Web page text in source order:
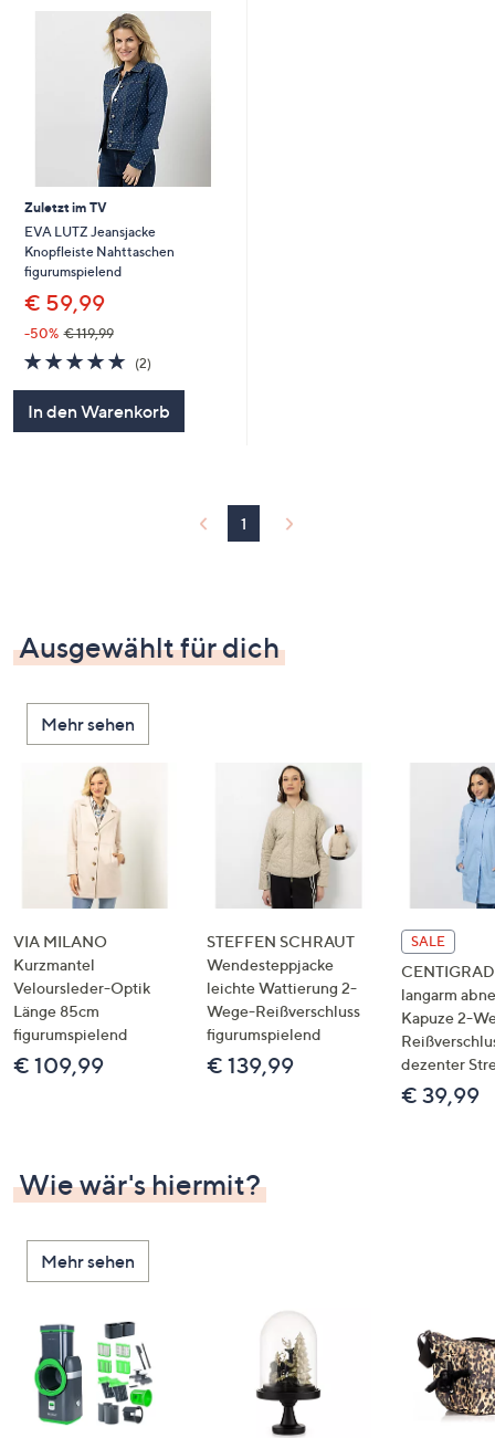
Zuletzt im TV
EVA LUTZ Jeansjacke
Knopfleiste Nahttaschen
figurumspielend
€ 59,99
-50% € 119,99
5.0
von
(2)2
In den Warenkorb
1
Ausgewählt für dich
Mehr sehen
VIA MILANO
Kurzmantel
Veloursleder-Optik
Länge 85cm
figurumspielend
€ 109,99
STEFFEN SCHRAUT
Wendesteppjacke
leichte Wattierung 2-
Wege-Reißverschluss
figurumspielend
€ 139,99
SALE
langarm
Kapuze 2-
dezenter
€ 39,99
Wie wär's hiermit?
Mehr sehen